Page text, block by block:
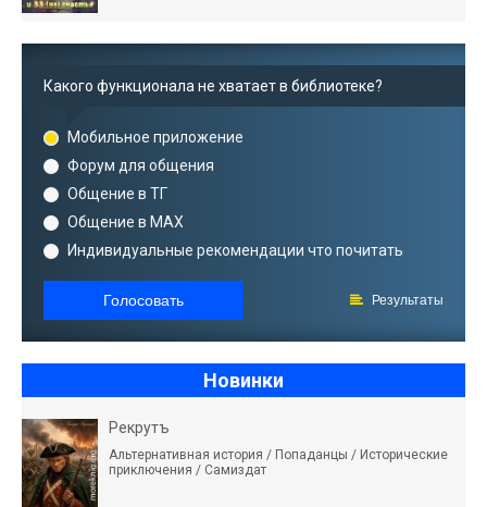
Какого функционала не хватает в библиотеке?
Мобильное приложение
Форум для общения
Общение в ТГ
Общение в MAX
Индивидуальные рекомендации что почитать
Голосовать Результаты
Новинки
Рекрутъ
Альтернативная история / Попаданцы / Исторические
приключения / Самиздат